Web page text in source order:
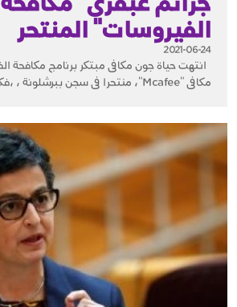
الفيروسات" المنتحر
2021-06-24
انتهت حياة جون مكافى مبتكر برنامج مكافحة
مكافى "Mcafee"، منتحرا فى سجن ببرشلونة ، ،فكانت حياة مكافى...